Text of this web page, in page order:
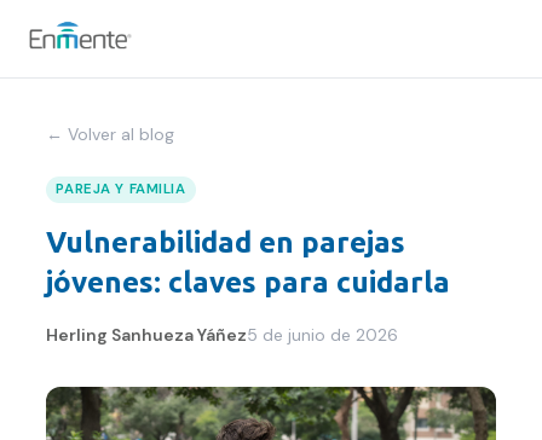
Nosotros
Cómo trabajamos
Servicios
Blog
← Volver al blog
PAREJA Y FAMILIA
Vulnerabilidad en parejas
jóvenes: claves para cuidarla
Herling Sanhueza Yáñez5 de junio de 2026